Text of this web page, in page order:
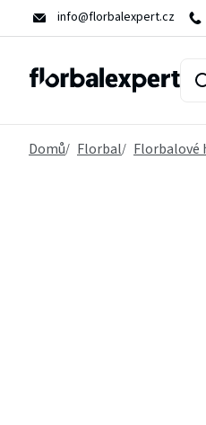
Přejít
na
info@florbalexpert.cz
Domů Florbal Florbalové